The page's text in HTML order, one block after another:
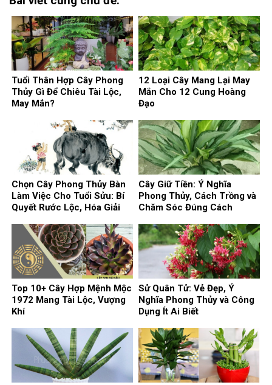
Tuổi Thân Hợp Cây Phong
Thủy Gì Để Chiêu Tài Lộc,
May Mắn?
12 Loại Cây Mang Lại May
Mắn Cho 12 Cung Hoàng
Đạo
Chọn Cây Phong Thủy Bàn
Làm Việc Cho Tuổi Sửu: Bí
Quyết Rước Lộc, Hóa Giải
Cây Giữ Tiền: Ý Nghĩa
Phong Thủy, Cách Trồng và
Chăm Sóc Đúng Cách
Top 10+ Cây Hợp Mệnh Mộc
1972 Mang Tài Lộc, Vượng
Khí
Sử Quân Tử: Vẻ Đẹp, Ý
Nghĩa Phong Thủy và Công
Dụng Ít Ai Biết